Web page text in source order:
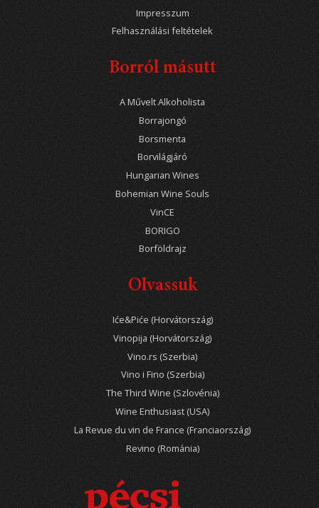
Impresszum
Felhasználási feltételek
Borról másutt
A Művelt Alkoholista
Borrajongó
Borsmenta
Borvilágjáró
Hungarian Wines
Bohemian Wine Souls
VinCE
BORIGO
Borföldrajz
Olvassuk
Iće&Piće (Horvátország)
Vinopija (Horvátország)
Vino.rs (Szerbia)
Vino i Fino (Szerbia)
The Third Wine (Szlovénia)
Wine Enthusiast (USA)
La Revue du vin de France (Franciaország)
Revino (Románia)